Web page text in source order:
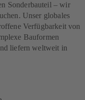
Sonderbauteil – wir
Unser globales
Verfügbarkeit von
Bauformen
liefern weltweit in